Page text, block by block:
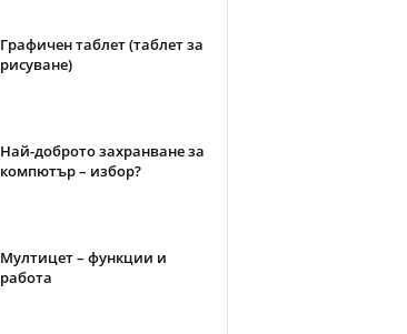
Графичен таблет (таблет за
рисуване)
Най-доброто захранване за
компютър – избор?
Мултицет – функции и
работа